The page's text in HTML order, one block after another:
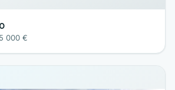
000 €